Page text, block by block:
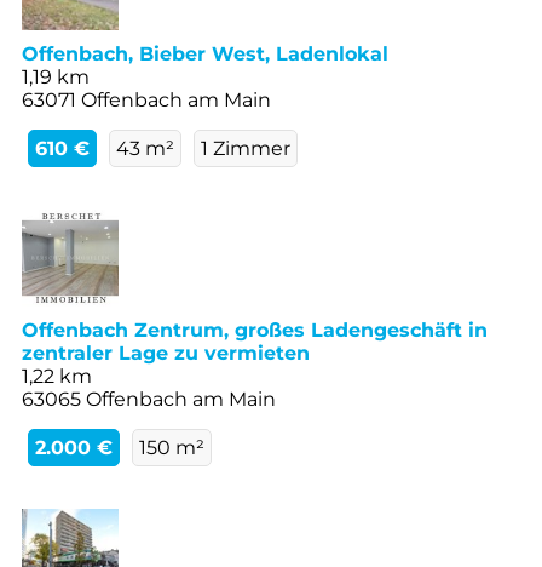
Offenbach, Bieber West, Ladenlokal
1,19 km
63071 Offenbach am Main
610 € 43 m² 1 Zimmer
Offenbach Zentrum, großes Ladengeschäft in
zentraler Lage zu vermieten
1,22 km
63065 Offenbach am Main
2.000 € 150 m²